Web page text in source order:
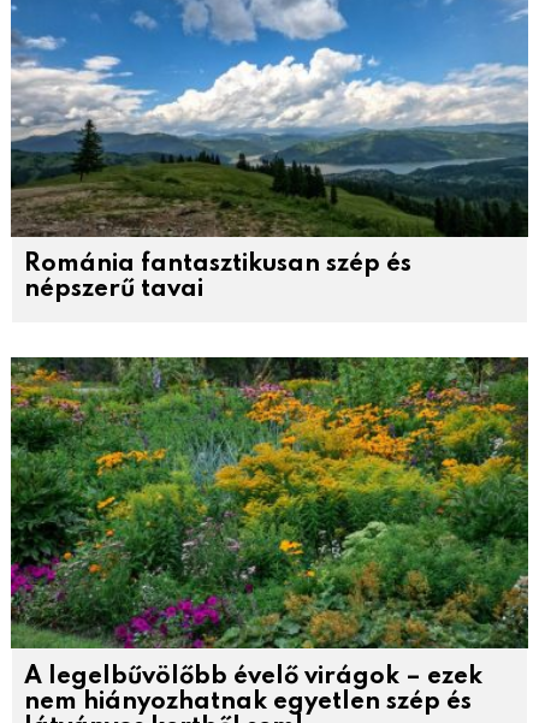
Románia fantasztikusan szép és
népszerű tavai
A legelbűvölőbb évelő virágok – ezek
nem hiányozhatnak egyetlen szép és